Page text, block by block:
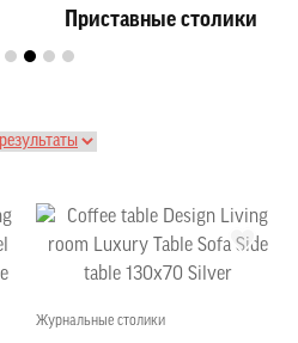
Приставные столики
Журнальные столики